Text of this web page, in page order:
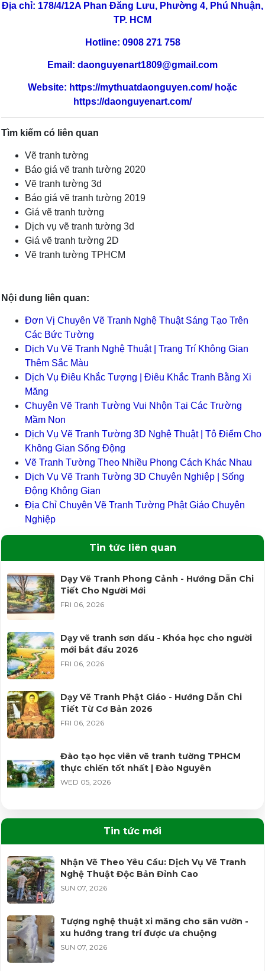
Địa chỉ: 178/4/12A Phan Đăng Lưu, Phường 4, Phú Nhuận,
TP. HCM
Hotline: 0908 271 758
Email: daonguyenart1809@gmail.com
Website: https://mythuatdaonguyen.com/hoặc
https://daonguyenart.com/
Tìm kiếm có liên quan
Vẽ tranh tường
Báo giá vẽ tranh tường 2020
Vẽ tranh tường 3d
Báo giá vẽ tranh tường 2019
Giá vẽ tranh tường
Dịch vụ vẽ tranh tường 3d
Giá vẽ tranh tường 2D
Vẽ tranh tường TPHCM
Nội dung liên quan:
Đơn Vị Chuyên Vẽ Tranh Nghệ Thuật Sáng Tạo Trên
Các Bức Tường
Dịch Vụ Vẽ Tranh Nghệ Thuật | Trang Trí Không Gian
Thêm Sắc Màu
Dịch Vụ Điêu Khắc Tượng | Điêu Khắc Tranh Bằng Xi
Măng
Chuyên Vẽ Tranh Tường Vui Nhộn Tại Các Trường
Mầm Non
Dịch Vụ Vẽ Tranh Tường 3D Nghệ Thuật | Tô Điểm Cho
Không Gian Sống Động
Vẽ Tranh Tường Theo Nhiều Phong Cách Khác Nhau
Dịch Vụ Vẽ Tranh Tường 3D Chuyên Nghiệp | Sống
Động Không Gian
Địa Chỉ Chuyên Vẽ Tranh Tường Phật Giáo Chuyên
Nghiệp
Tin tức liên quan
Dạy Vẽ Tranh Phong Cảnh - Hướng Dẫn Chi
Tiết Cho Người Mới
FRI 06, 2026
Dạy vẽ tranh sơn dầu - Khóa học cho người
mới bắt đầu 2026
FRI 06, 2026
Dạy Vẽ Tranh Phật Giáo - Hướng Dẫn Chi
Tiết Từ Cơ Bản 2026
FRI 06, 2026
Đào tạo học viên vẽ tranh tường TPHCM
thực chiến tốt nhất | Đào Nguyên
WED 05, 2026
chùa | Đào Nguyên
Vẽ tranh sơn dầu phong cảnh nét vẽ tinh
tế, độc đáo
Địa chỉ vẽ tranh sơn dầu theo yêu cầu giá
hợp lý
Tin tức mới
Nhận Vẽ Theo Yêu Cầu: Dịch Vụ Vẽ Tranh
Nghệ Thuật Độc Bản Đỉnh Cao
SUN 07, 2026
Tượng nghệ thuật xi măng cho sân vườn -
xu hướng trang trí được ưa chuộng
SUN 07, 2026